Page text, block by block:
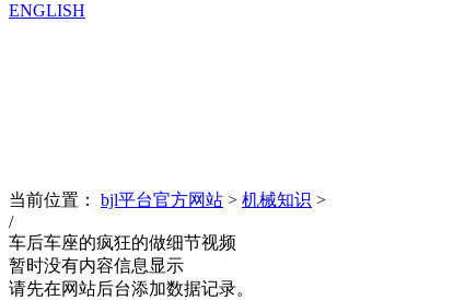
ENGLISH
当前位置： bjl平台官方网站 > 机械知识 >
/
车后车座的疯狂的做细节视频
暂时没有内容信息显示
请先在网站后台添加数据记录。